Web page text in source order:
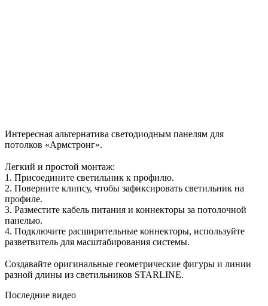
Интересная альтернатива светодиодным панелям для
потолков «Армстронг».
Легкий и простой монтаж:
1. Присоедините светильник к профилю.
2. Поверните клипсу, чтобы зафиксировать светильник на
профиле.
3. Разместите кабель питания и коннекторы за потолочной
панелью.
4. Подключите расширительные коннекторы, используйте
разветвитель для масштабирования системы.
Создавайте оригинальные геометрические фигуры и линии
разной длины из светильников STARLINE.
Последние видео